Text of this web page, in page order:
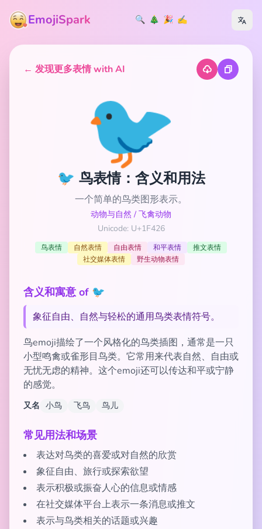
EmojiSpark 🔍 🎄 🎉 ✍️
← 发现更多表情 with AI
🐦
🐦 鸟表情：含义和用法
一个简单的鸟类图形表示。
动物与自然 / 飞禽动物
Unicode: U+1F426
鸟表情 自然表情 自由表情 和平表情
推文表情
社交媒体表情
野生动物表情
含义和寓意 of 🐦
象征自由、自然与轻松的通用鸟类表情符号。
鸟emoji描绘了一个风格化的鸟类插图，通常是一只
小型鸣禽或雀形目鸟类。它常用来代表自然、自由或
无忧无虑的精神。这个emoji还可以传达和平或宁静
的感觉。
又名 小鸟 飞鸟 鸟儿
常见用法和场景
表达对鸟类的喜爱或对自然的欣赏
象征自由、旅行或探索欲望
表示积极或振奋人心的信息或情感
在社交媒体平台上表示一条消息或推文
表示与鸟类相关的话题或兴趣